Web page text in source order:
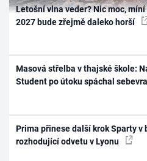
Letošní vlna veder? Nic moc,
2027 bude zřejmě daleko horší
Masová střelba v thajské škole:
Student po útoku spáchal
Prima přinese další krok Sparty v
rozhodující odvetu v Lyonu